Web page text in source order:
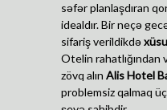
səfər planlaşdıran
idealdır. Bir neçə
sifariş verildikdə
Otelin rahatlığından
zövq alın Alis Hotel
problemsiz qalmaq